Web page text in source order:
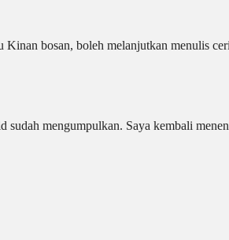
bosan, boleh melanjutkan menulis
sudah mengumpulkan. Saya kembali